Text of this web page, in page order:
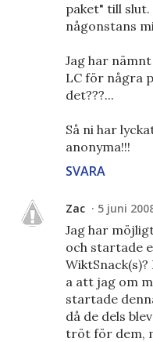
paket" till
någonstans
Jag har
LC för några
det???...
Så ni har
anonyma!!!
SVARA
Zac 5 juni
Jag har
och startade
a att jag om
startade
då de dels
tröt för dem,